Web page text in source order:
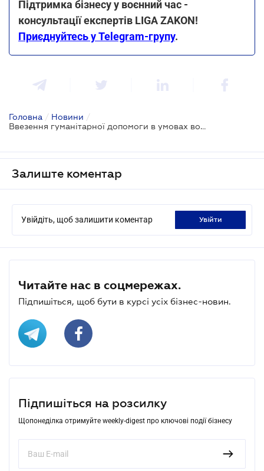
Підтримка бізнесу у воєнний час -
консультації експертів LIGA ZAKON!
Приєднуйтесь у Telegram-групу.
Головна / Новини /
Ввезення гуманітарної допомоги в умовах воєнного стану: роз'яснення Мінфіну
Залиште коментар
Увійдіть, щоб залишити коментар увійти
Читайте нас в соцмережах.
Підпишіться, щоб бути в курсі усіх бізнес-новин.
Підпишіться на розсилку
Щопонеділка отримуйте weekly-digest про ключові події бізнесу